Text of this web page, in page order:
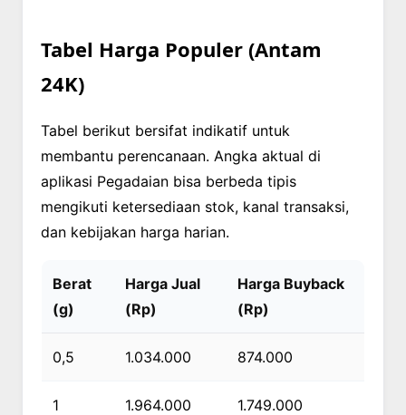
Tabel Harga Populer (Antam
24K)
Tabel berikut bersifat indikatif untuk
membantu perencanaan. Angka aktual di
aplikasi Pegadaian bisa berbeda tipis
mengikuti ketersediaan stok, kanal transaksi,
dan kebijakan harga harian.
Berat
(g)
Harga Jual
(Rp)
Harga Buyback
(Rp)
0,5 1.034.000 874.000
1 1.964.000 1.749.000